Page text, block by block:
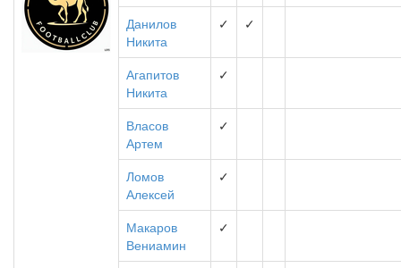
Данилов
Никита
✓ ✓
Агапитов
Никита
✓
Власов
Артем
✓
Ломов
Алексей
✓
Макаров
Вениамин
✓